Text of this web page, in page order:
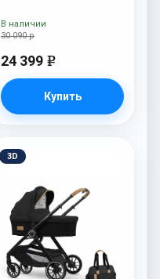
30 090 р
24 399 e
Купить
В наличии
3D